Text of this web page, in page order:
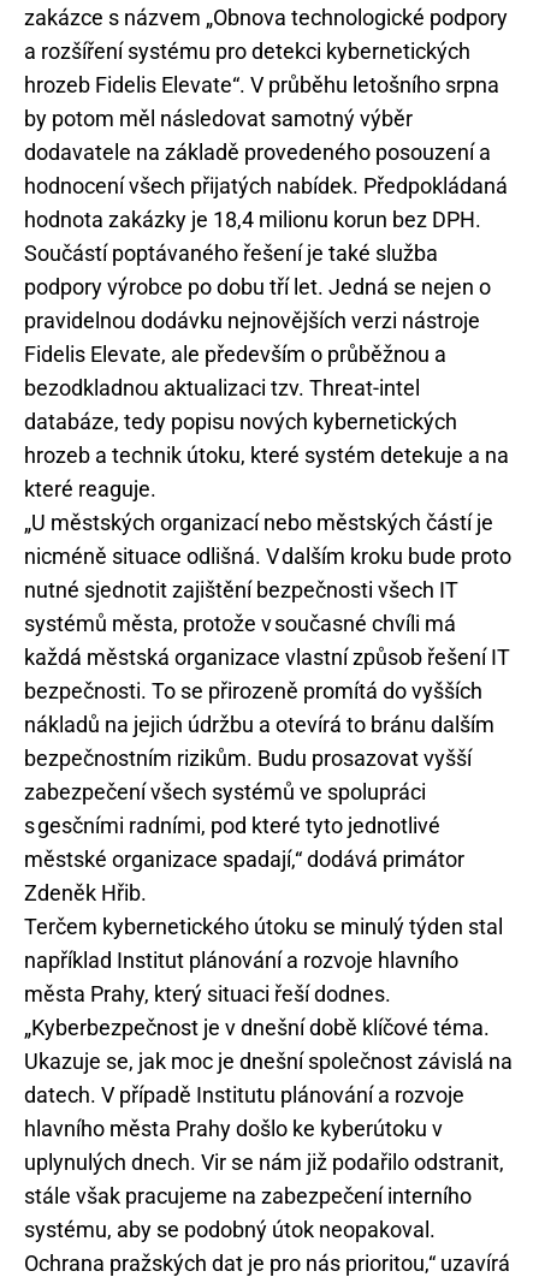
zakázce s názvem „Obnova technologické podpory
a rozšíření systému pro detekci kybernetických
hrozeb Fidelis Elevate“. V průběhu letošního srpna
by potom měl následovat samotný výběr
dodavatele na základě provedeného posouzení a
hodnocení všech přijatých nabídek. Předpokládaná
hodnota zakázky je 18,4 milionu korun bez DPH.
Součástí poptávaného řešení je také služba
podpory výrobce po dobu tří let. Jedná se nejen o
pravidelnou dodávku nejnovějších verzi nástroje
Fidelis Elevate, ale především o průběžnou a
bezodkladnou aktualizaci tzv. Threat-intel
databáze, tedy popisu nových kybernetických
hrozeb a technik útoku, které systém detekuje a na
které reaguje.
„U městských organizací nebo městských částí je
nicméně situace odlišná. V dalším kroku bude proto
nutné sjednotit zajištění bezpečnosti všech IT
systémů města, protože v současné chvíli má
každá městská organizace vlastní způsob řešení IT
bezpečnosti. To se přirozeně promítá do vyšších
nákladů na jejich údržbu a otevírá to bránu dalším
bezpečnostním rizikům. Budu prosazovat vyšší
zabezpečení všech systémů ve spolupráci
s gesčními radními, pod které tyto jednotlivé
městské organizace spadají,“ dodává primátor
Zdeněk Hřib.
Terčem kybernetického útoku se minulý týden stal
například Institut plánování a rozvoje hlavního
města Prahy, který situaci řeší dodnes.
„Kyberbezpečnost je v dnešní době klíčové téma.
Ukazuje se, jak moc je dnešní společnost závislá na
datech. V případě Institutu plánování a rozvoje
hlavního města Prahy došlo ke kyberútoku v
uplynulých dnech. Vir se nám již podařilo odstranit,
stále však pracujeme na zabezpečení interního
systému, aby se podobný útok neopakoval.
Ochrana pražských dat je pro nás prioritou,“ uzavírá